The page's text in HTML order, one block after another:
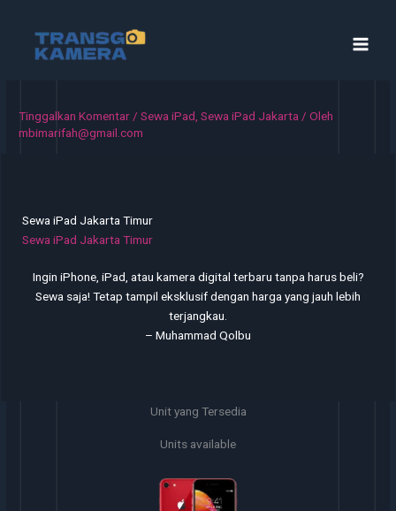
Tinggalkan Komentar /Sewa iPad ,Sewa iPad Jakarta / Oleh
mbimarifah@gmail.com
Sewa iPad Jakarta Timur
Sewa iPad Jakarta Timur
Ingin iPhone, iPad, atau kamera digital terbaru tanpa harus beli?
Sewa saja! Tetap tampil eksklusif dengan harga yang jauh lebih
terjangkau.
– Muhammad Qolbu
Unit yang Tersedia
Units available